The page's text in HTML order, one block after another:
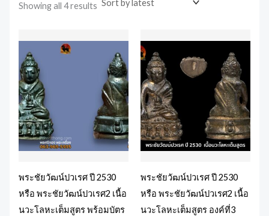
Showing all 4 results
พระชัยวัฒน์ปวเรศ ปี 2530
หรือ พระชัยวัฒน์ปวเรศ2 เนื้อ
นวะโลหะเต็มสูตร พร้อมบัตร
พระชัยวัฒน์ปวเรศ ปี 2530
หรือ พระชัยวัฒน์ปวเรศ2 เนื้อ
นวะโลหะเต็มสูตร องค์ที่3